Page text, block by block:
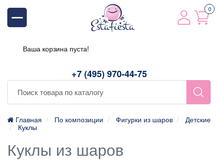
+7 (495) 970-44-75
0
Ваша корзина пуста!
Главная По композиции Фигурки из шаров
Детские
Куклы
Куклы из шаров